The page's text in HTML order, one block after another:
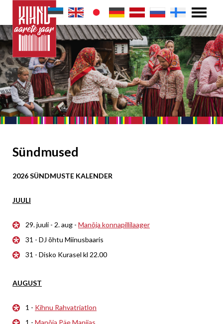
Sündmused
2026 SÜNDMUSTE KALENDER
JUULI
29. juuli - 2. aug - Manõja konnapillilaager
31 - DJ õhtu Miinusbaaris
31 - Disko Kurasel kl 22.00
AUGUST
1 - Kihnu Rahvatriatlon
1 - Manõja Päe Manijas